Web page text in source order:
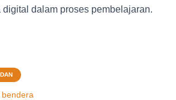
digital dalam proses pembelajaran.